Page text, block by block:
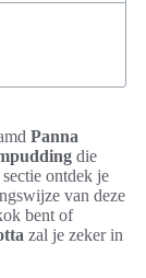
Panna
die
ontdek je
van deze
bent of
zal je zeker in